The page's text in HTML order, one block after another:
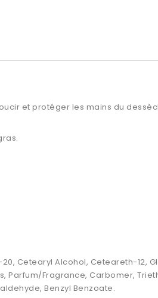
et protéger les mains du
Cetearyl Alcohol, Ceteareth-12,
Fragrance, Carbomer,
Benzyl Benzoate.